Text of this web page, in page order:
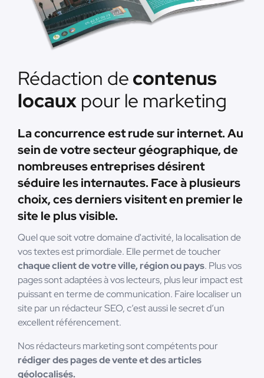
Rédaction decontenus
locaux pour le marketing
La concurrence est rude sur internet. Au
sein de votre secteur géographique, de
nombreuses entreprises désirent
séduire les internautes. Face à plusieurs
choix, ces derniers visitent en premier le
site le plus visible.
Quel que soit votre domaine d'activité, la localisation de
vos textes est primordiale. Elle permet de toucher
chaque client de votre ville, région ou pays. Plus vos
pages sont adaptées à vos lecteurs, plus leur impact est
puissant en terme de communication. Faire localiser un
site par un rédacteur SEO, c’est aussi le secret d’un
excellent référencement.
Nos rédacteurs marketing sont compétents pour
rédiger des pages de vente et des articles
géolocalisés.